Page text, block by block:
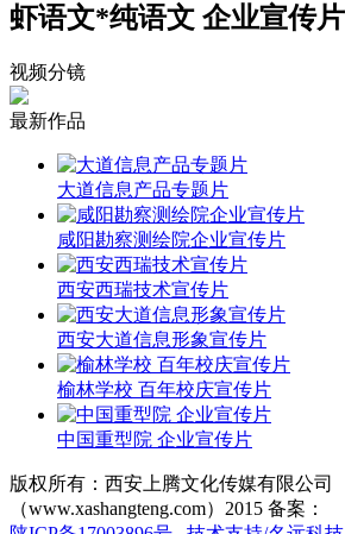
虾语文*纯语文 企业宣传片
视频分镜
最新作品
大道信息产品专题片
咸阳勘察测绘院企业宣传片
西安西瑞技术宣传片
西安大道信息形象宣传片
榆林学校 百年校庆宣传片
中国重型院 企业宣传片
版权所有：西安上腾文化传媒有限公司
（www.xashangteng.com）2015 备案：